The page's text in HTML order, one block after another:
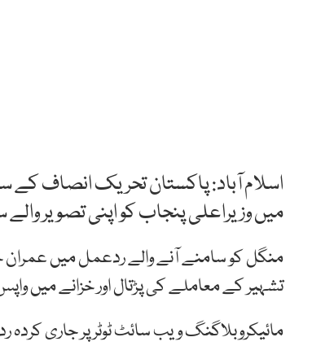
اسلام آباد: پاکستان تحریک انصاف
میں وزیراعلی پنجاب کو اپنی تصویر
منگل کو سامنے آنے والے ردعمل میں
تشہیر کے معاملے کی پڑتال اور خزانے میں
مائیکروبلاگنگ ویب سائٹ ٹوٹر پر جاری کردہ